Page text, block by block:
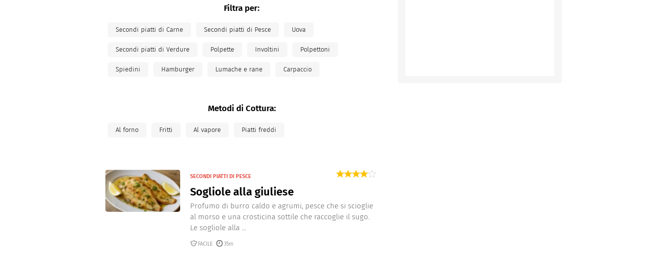
Filtra per:
Secondi piatti di Carne Secondi piatti di Pesce Uova
Secondi piatti di Verdure Polpette Involtini Polpettoni
Spiedini Hamburger Lumache e rane Carpaccio
Metodi di Cottura:
Al forno Fritti Al vapore Piatti freddi
SECONDI PIATTI DI PESCE
Sogliole alla giuliese
Profumo di burro caldo e agrumi, pesce che si scioglie
al morso e una crosticina sottile che raccoglie il sugo.
Le sogliole alla ...
FACILE 35m